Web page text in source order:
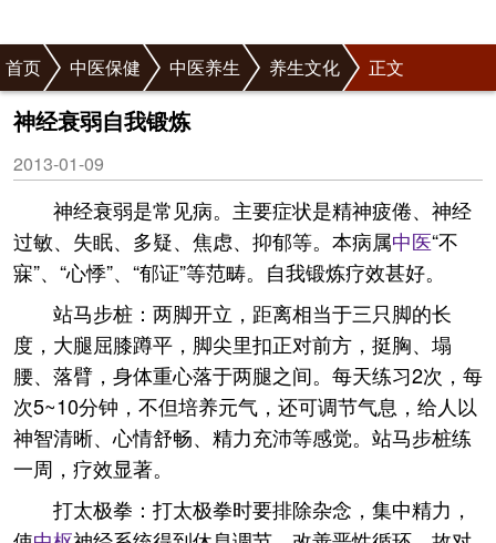
首页 中医保健 中医养生 养生文化 正文
神经衰弱自我锻炼
2013-01-09
神经衰弱是常见病。主要症状是精神疲倦、神经
过敏、失眠、多疑、焦虑、抑郁等。本病属中医“不
寐”、“心悸”、“郁证”等范畴。自我锻炼疗效甚好。
站马步桩：两脚开立，距离相当于三只脚的长
度，大腿屈膝蹲平，脚尖里扣正对前方，挺胸、塌
腰、落臂，身体重心落于两腿之间。每天练习2次，每
次5~10分钟，不但培养元气，还可调节气息，给人以
神智清晰、心情舒畅、精力充沛等感觉。站马步桩练
一周，疗效显著。
打太极拳：打太极拳时要排除杂念，集中精力，